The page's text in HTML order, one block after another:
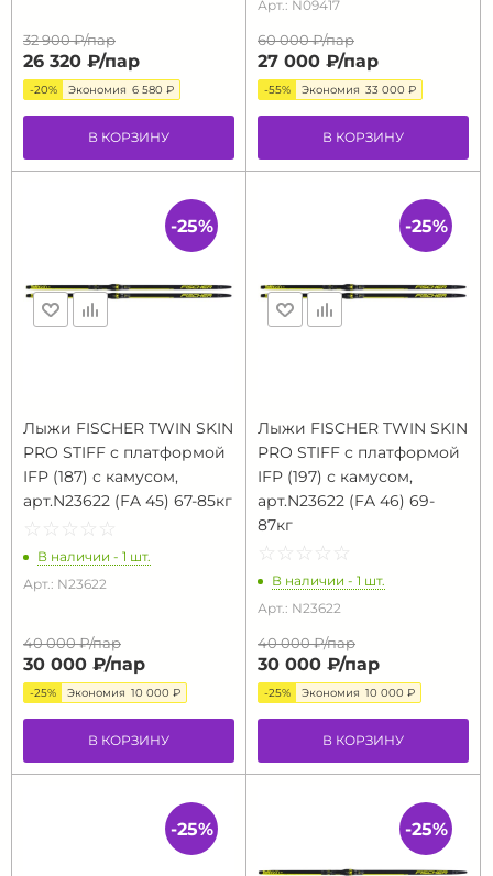
32 900 ₽/пар
26 320 ₽/пар
-20% Экономия 6 580 ₽
В КОРЗИНУ
Арт.: N09417
60 000 ₽/пар
27 000 ₽/пар
-55% Экономия 33 000 ₽
В КОРЗИНУ
Лыжи FISCHER TWIN SKIN
PRO STIFF с платформой
IFP (187) с камусом,
арт.N23622 (FA 45) 67-85кг
☆ ☆ ☆ ☆ ☆
★ ★ ★ ★ ★
В наличии - 1 шт.
Арт.: N23622
40 000 ₽/пар
30 000 ₽/пар
-25% Экономия 10 000 ₽
В КОРЗИНУ
-25%
Лыжи FISCHER TWIN SKIN
PRO STIFF с платформой
IFP (197) с камусом,
арт.N23622 (FA 46) 69-
87кг
☆ ☆ ☆ ☆ ☆
★ ★ ★ ★ ★
В наличии - 1 шт.
Арт.: N23622
40 000 ₽/пар
30 000 ₽/пар
-25% Экономия 10 000 ₽
В КОРЗИНУ
-25%
-25% -25%